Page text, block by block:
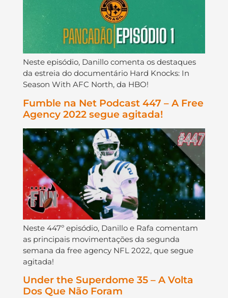
Neste episódio, Danillo comenta os destaques
da estreia do documentário Hard Knocks: In
Season With AFC North, da HBO!
Fumble na Net Podcast 447 – A Free
Agency 2022 segue agitada!
Neste 447º episódio, Danillo e Rafa comentam
as principais movimentações da segunda
semana da free agency NFL 2022, que segue
agitada!
Under the Superdome 35 – A Volta
Dos Que Não Foram